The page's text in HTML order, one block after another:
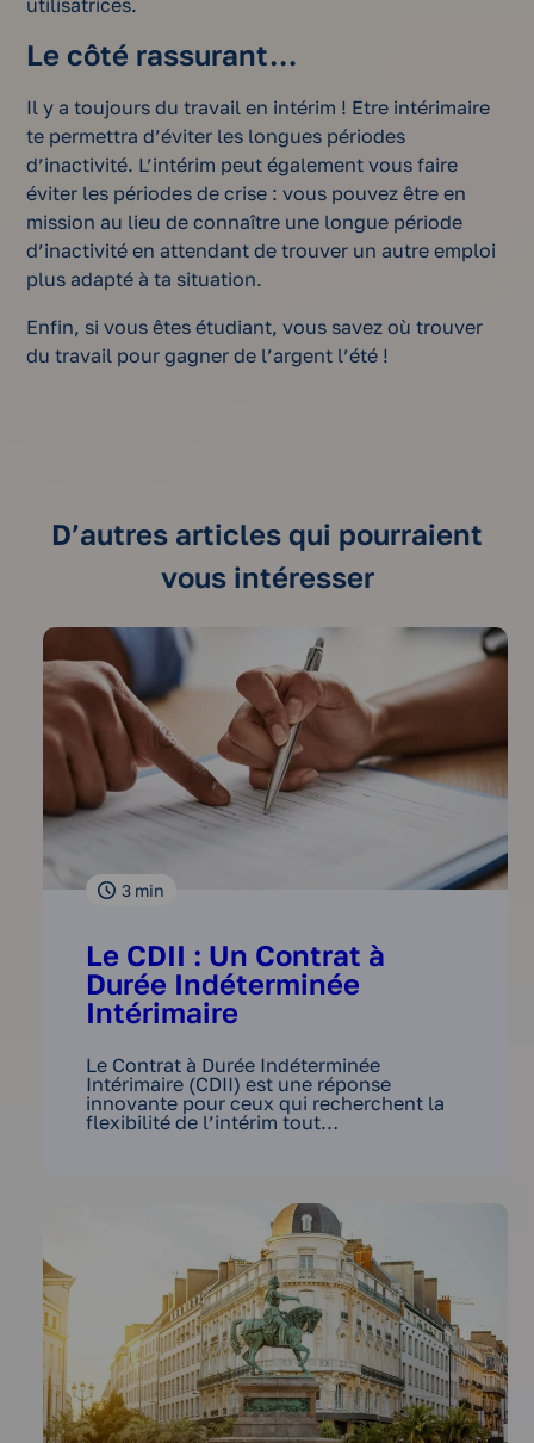
Le côté rassurant…
Il y a toujours du travail en intérim ! Etre intérimaire
te permettra d’éviter les longues périodes
d’inactivité. L’intérim peut également vous faire
éviter les périodes de crise : vous pouvez être en
mission au lieu de connaître une longue période
d’inactivité en attendant de trouver un autre emploi
plus adapté à ta situation.
Enfin, si vous êtes étudiant, vous savez où trouver
du travail pour gagner de l’argent l’été !
D’autres articles qui pourraient
vous intéresser
3 min
Le CDII : Un Contrat à
Durée Indéterminée
Intérimaire
Le Contrat à Durée Indéterminée
Intérimaire (CDII) est une réponse
innovante pour ceux qui recherchent la
flexibilité de l’intérim tout…